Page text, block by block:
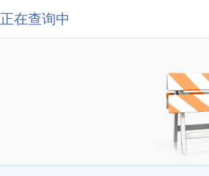
正在查询中